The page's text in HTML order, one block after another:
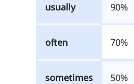
usually 90%
often 70%
sometimes 50%